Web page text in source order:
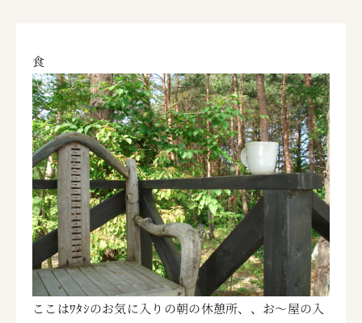
食
ここはﾜﾀｼのお気に入りの朝の休憩所、、お～屋の入